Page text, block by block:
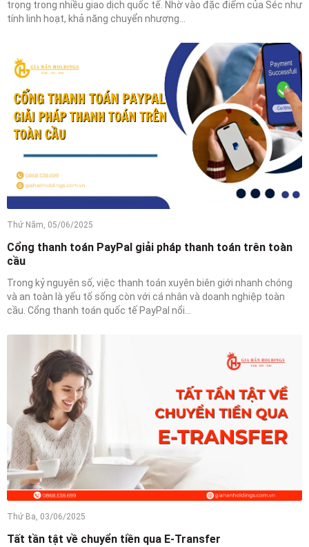
trọng trong nhiều giao dịch quốc tế. Nhờ vào đặc điểm của Séc như
tính linh hoạt, khả năng chuyển nhượng...
Thứ Năm, 05/06/2025
Cổng thanh toán PayPal giải pháp thanh toán trên toàn
cầu
Trong kỷ nguyên số, việc thanh toán xuyên biên giới nhanh chóng
và an toàn là yếu tố sống còn với cá nhân và doanh nghiệp toàn
cầu. Cổng thanh toán quốc tế PayPal nổi...
Thứ Ba, 03/06/2025
Tất tần tật về chuyển tiền qua E-Transfer